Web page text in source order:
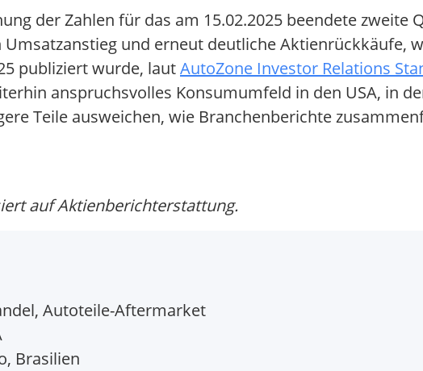
der Zahlen für das am 15.02.2025 beendete zweite
Umsatzanstieg und erneut deutliche Aktienrückkäufe,
publiziert wurde, lautAutoZone Investor Relations
anspruchsvolles Konsumumfeld in den USA, in
Teile ausweichen, wie Branchenberichte
auf Aktienberichterstattung.
Autoteile-Aftermarket
Brasilien